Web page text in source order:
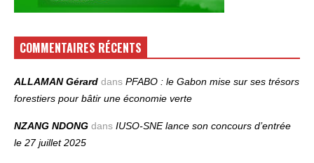
COMMENTAIRES RÉCENTS
ALLAMAN Gérard dans PFABO : le Gabon mise sur ses trésors
forestiers pour bâtir une économie verte
NZANG NDONG dans IUSO‑SNE lance son concours d’entrée
le 27 juillet 2025